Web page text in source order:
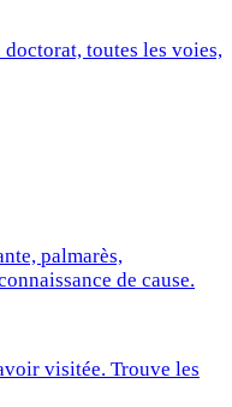
toutes les voies,
palmarès,
de cause.
visitée. Trouve les